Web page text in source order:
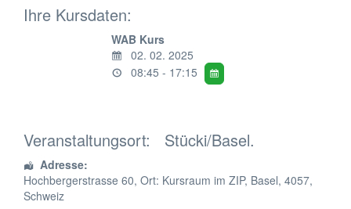
Ihre Kursdaten:
WAB Kurs
02. 02. 2025
08:45 - 17:15
Veranstaltungsort: Stücki/Basel.
Adresse:
Hochbergerstrasse 60, Ort: Kursraum im ZIP, Basel, 4057,
Schweiz